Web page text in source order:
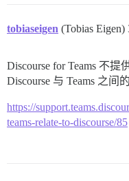
tobiaseigen (Tobias Eigen)
Discourse for Teams 不
Discourse 与 Teams 之间
https://
teams-relate-to-discourse/85